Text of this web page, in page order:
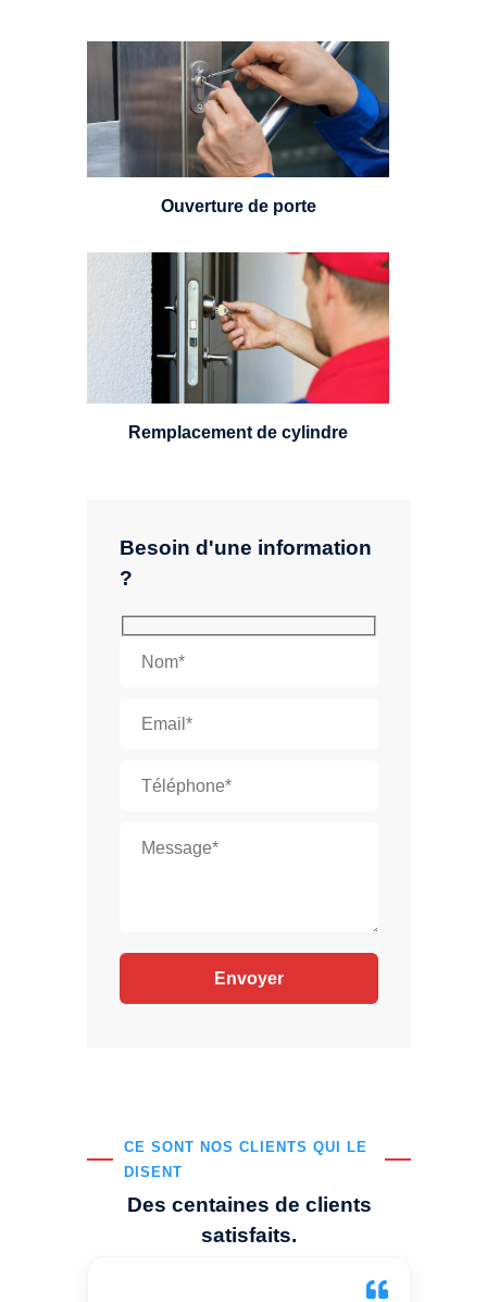
Besoin d'une information
?
CE SONT NOS CLIENTS QUI LE
DISENT
Des centaines de clients
satisfaits.
Vous avez perdu vos clés ou la
porte s'est refermée derrière vous
? Un serrurier est disponible
24h/7.
Ouverture de porte
Un serrurier sera en mesure de
choisir et remplacer un cylindre
standard, à 5 leviers ou à 3
leviers, Mul-T-Lock ou encore
multipoints.
Remplacement de cylindre